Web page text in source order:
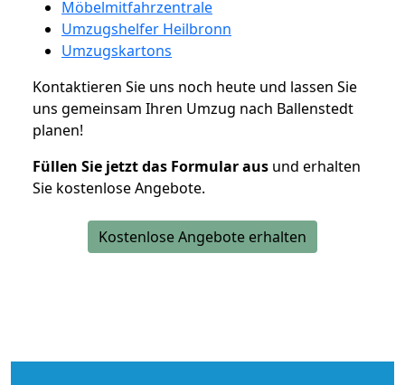
Möbelmitfahrzentrale
Umzugshelfer Heilbronn
Umzugskartons
Kontaktieren Sie uns noch heute und lassen Sie
uns gemeinsam Ihren Umzug nach Ballenstedt
planen!
Füllen Sie jetzt das Formular aus und erhalten
Sie kostenlose Angebote.
Kostenlose Angebote erhalten